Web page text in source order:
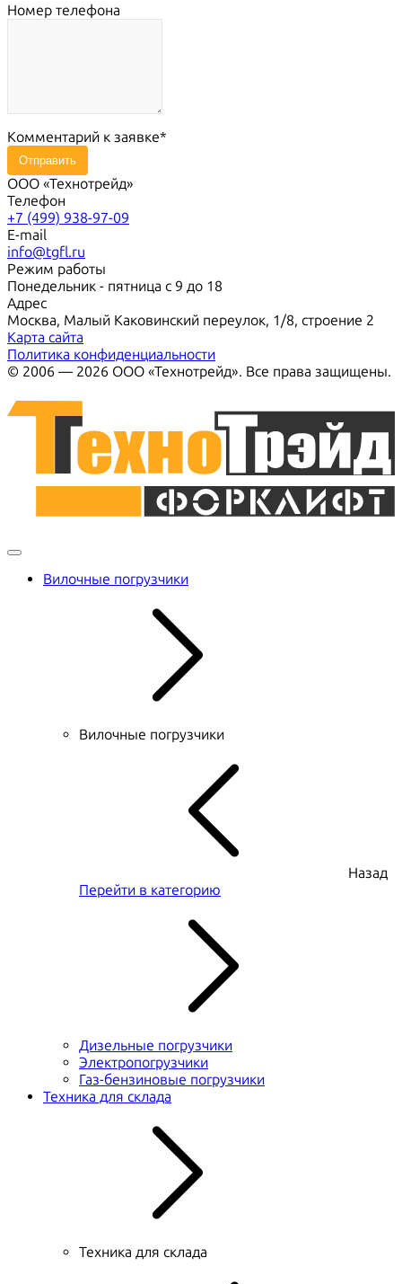
Номер телефона
Комментарий к заявке
Отправить
ООО «Технотрейд»
Телефон
+7 (499) 938-97-09
E-mail
info@tgfl.ru
Режим работы
Понедельник - пятница с 9 до 18
Адрес
Москва, Малый Каковинский переулок, 1/8, строение 2
Карта сайта
Политика конфиденциальности
© 2006 — 2026 ООО «Технотрейд». Все права защищены.
Вилочные погрузчики
Вилочные погрузчики
Назад
Перейти в категорию
Дизельные погрузчики
Электропогрузчики
Газ-бензиновые погрузчики
Техника для склада
Техника для склада